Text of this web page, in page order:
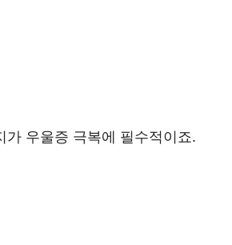
우울증 극복에 필수적이죠.